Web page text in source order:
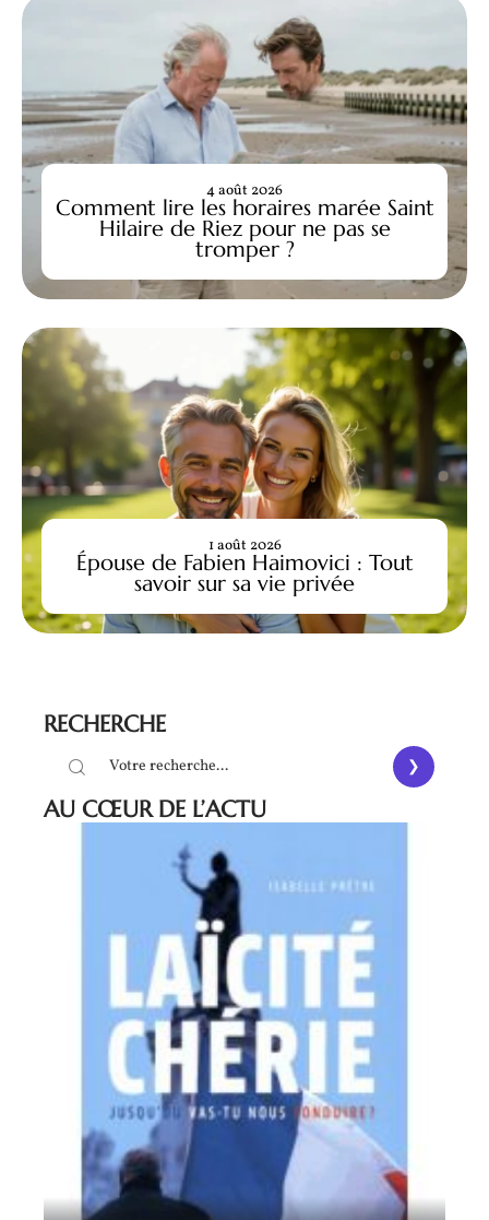
Comment lire les horaires marée Saint
Hilaire de Riez pour ne pas se
tromper ?
4 août 2026
Épouse de Fabien Haimovici : Tout
savoir sur sa vie privée
1 août 2026
RECHERCHE
AU CŒUR DE L’ACTU